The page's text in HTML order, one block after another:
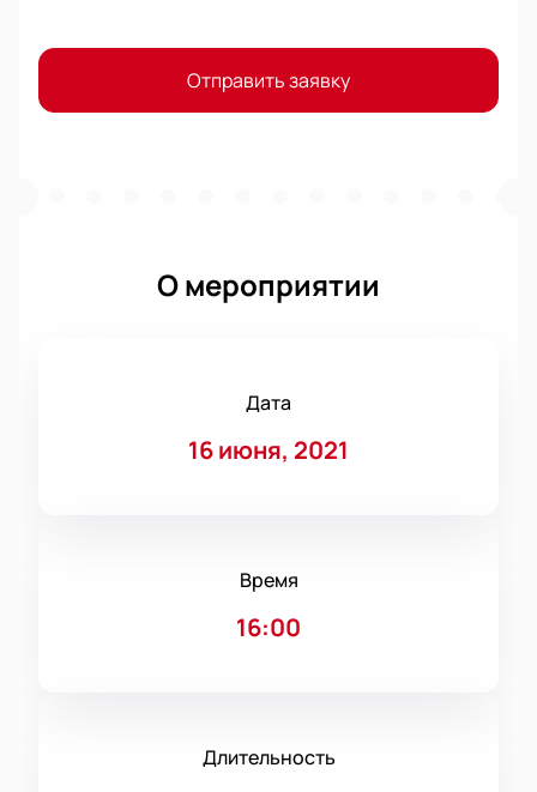
Отправить заявку
О мероприятии
Дата
16 июня, 2021
Время
16:00
Длительность